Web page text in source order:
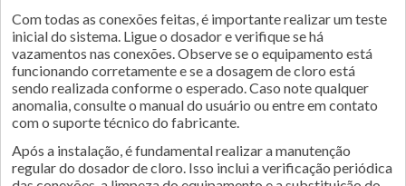
Com todas as conexões feitas, é importante realizar um teste
inicial do sistema. Ligue o dosador e verifique se há
vazamentos nas conexões. Observe se o equipamento está
funcionando corretamente e se a dosagem de cloro está
sendo realizada conforme o esperado. Caso note qualquer
anomalia, consulte o manual do usuário ou entre em contato
com o suporte técnico do fabricante.
Após a instalação, é fundamental realizar a manutenção
regular do dosador de cloro. Isso inclui a verificação periódica